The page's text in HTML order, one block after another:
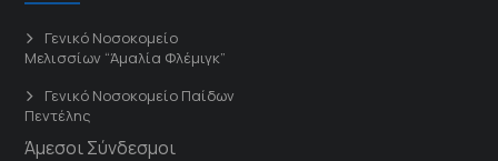
Γενικό Νοσοκομείο
Μελισσίων “Άμαλία Φλέμιγκ”
Γενικό Νοσοκομείο Παίδων
Πεντέλης
Άμεσοι Σύνδεσμοι